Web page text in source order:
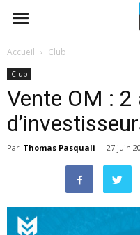
Accueil Club
Club
Vente OM :
Par Thomas Pasquali - 27 juin